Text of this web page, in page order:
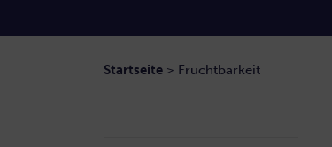
Startseite > Fruchtbarkeit